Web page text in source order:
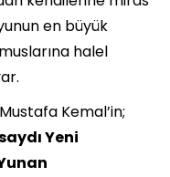
en büyük
halel
Kemal’in;
Yeni